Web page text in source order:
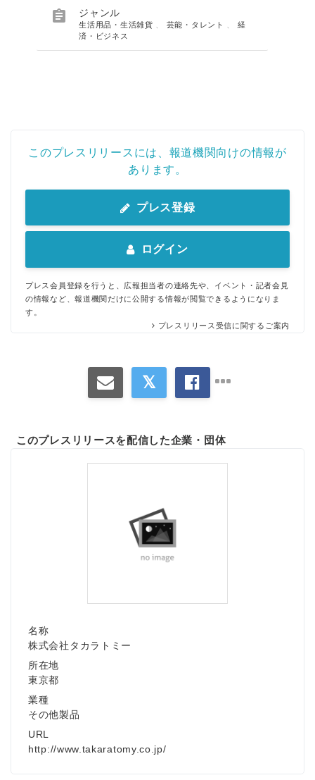
 ジャンル
生活用品・生活雑貨 芸能・タレント
経
済・ビジネス
このプレスリリースには、報道機関向けの情報が
あります。
プレス登録
ログイン
プレス会員登録を行うと、広報担当者の連絡先や、イベント・記者会見
の情報など、報道機関だけに公開する情報が閲覧できるようになりま
す。
プレスリリース受信に関するご案内
このプレスリリースを配信した企業・団体
名称
株式会社タカラトミー
所在地
東京都
業種
その他製品
URL
http://www.takaratomy.co.jp/